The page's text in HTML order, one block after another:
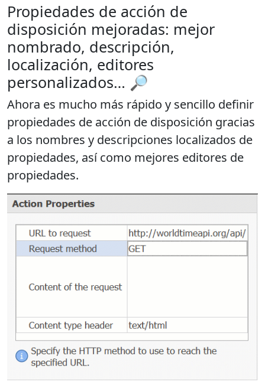
Propiedades de acción de
disposición mejoradas: mejor
nombrado, descripción,
localización, editores
personalizados… 🔎
Ahora es mucho más rápido y sencillo definir
propiedades de acción de disposición gracias
a los nombres y descripciones localizados de
propiedades, así como mejores editores de
propiedades.